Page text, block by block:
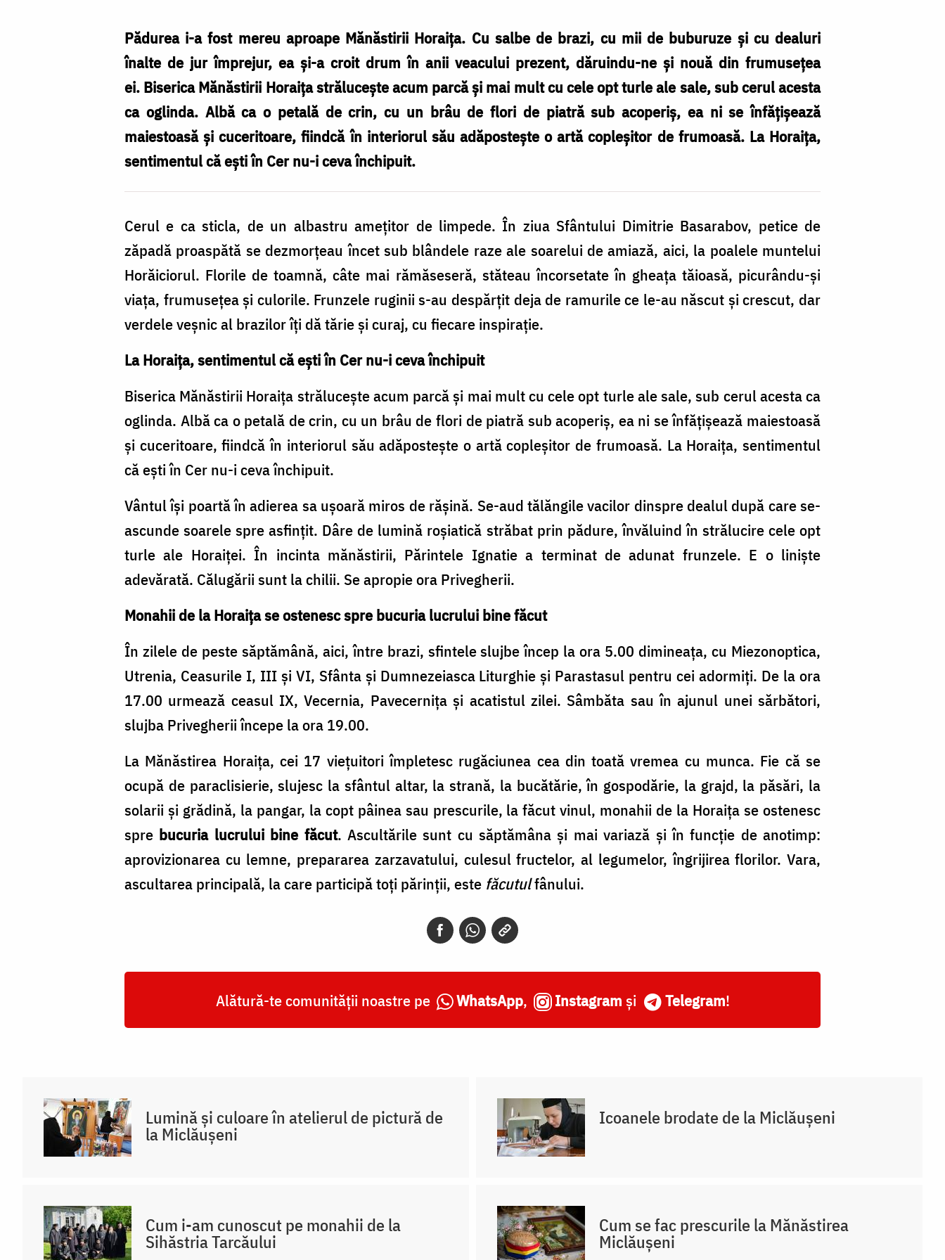
Pădurea i-a fost mereu aproape Mănăstirii Horaița. Cu salbe de brazi, cu mii de buburuze și cu dealuri
înalte de jur împrejur, ea și-a croit drum în anii veacului prezent, dăruindu-ne și nouă din frumusețea
ei. Biserica Mănăstirii Horaița strălucește acum parcă și mai mult cu cele opt turle ale sale, sub cerul acesta
ca oglinda. Albă ca o petală de crin, cu un brâu de flori de piatră sub acoperiș, ea ni se înfățișează
maiestoasă și cuceritoare, fiindcă în interiorul său adăpostește o artă copleșitor de frumoasă. La Horaița,
sentimentul că ești în Cer nu-i ceva închipuit.
Cerul e ca sticla, de un albastru amețitor de limpede. În ziua Sfântului Dimitrie Basarabov, petice de
zăpadă proaspătă se dezmorțeau încet sub blândele raze ale soarelui de amiază, aici, la poalele muntelui
Horăiciorul. Florile de toamnă, câte mai rămăseseră, stăteau încorsetate în gheața tăioasă, picurându-și
viața, frumusețea și culorile. Frunzele ruginii s-au despărțit deja de ramurile ce le-au născut și crescut, dar
verdele veșnic al brazilor îți dă tărie și curaj, cu fiecare inspirație.
La Horaița, sentimentul că ești în Cer nu-i ceva închipuit
Biserica Mănăstirii Horaița strălucește acum parcă și mai mult cu cele opt turle ale sale, sub cerul acesta ca
oglinda. Albă ca o petală de crin, cu un brâu de flori de piatră sub acoperiș, ea ni se înfățișează maiestoasă
și cuceritoare, fiindcă în interiorul său adăpostește o artă copleșitor de frumoasă. La Horaița, sentimentul
că ești în Cer nu-i ceva închipuit.
Vântul își poartă în adierea sa ușoară miros de rășină. Se-aud tălăngile vacilor dinspre dealul după care se-
ascunde soarele spre asfințit. Dâre de lumină roșiatică străbat prin pădure, învăluind în strălucire cele opt
turle ale Horaiței. În incinta mănăstirii, Părintele Ignatie a terminat de adunat frunzele. E o liniște
adevărată. Călugării sunt la chilii. Se apropie ora Privegherii.
Monahii de la Horaița se ostenesc spre bucuria lucrului bine făcut
În zilele de peste săptămână, aici, între brazi, sfintele slujbe încep la ora 5.00 dimineața, cu Miezonoptica,
Utrenia, Ceasurile I, III și VI, Sfânta și Dumnezeiasca Liturghie și Parastasul pentru cei adormiți. De la ora
17.00 urmează ceasul IX, Vecernia, Pavecernița și acatistul zilei. Sâmbăta sau în ajunul unei sărbători,
slujba Privegherii începe la ora 19.00.
La Mănăstirea Horaița, cei 17 viețuitori împletesc rugăciunea cea din toată vremea cu munca. Fie că se
ocupă de paraclisierie, slujesc la sfântul altar, la strană, la bucătărie, în gospodărie, la grajd, la păsări, la
solarii și grădină, la pangar, la copt pâinea sau prescurile, la făcut vinul, monahii de la Horaița se ostenesc
spre bucuria lucrului bine făcut. Ascultările sunt cu săptămâna și mai variază și în funcție de anotimp:
aprovizionarea cu lemne, prepararea zarzavatului, culesul fructelor, al legumelor, îngrijirea florilor. Vara,
ascultarea principală, la care participă toți părinții, este făcutulfânului.
Alătură-te comunității noastre pe WhatsApp, Instagram și Telegram!
Lumină și culoare în atelierul de pictură de
la Miclăușeni
Icoanele brodate de la Miclăușeni
Cum i-am cunoscut pe monahii de la
Sihăstria Tarcăului
Cum se fac prescurile la Mănăstirea
Miclăușeni